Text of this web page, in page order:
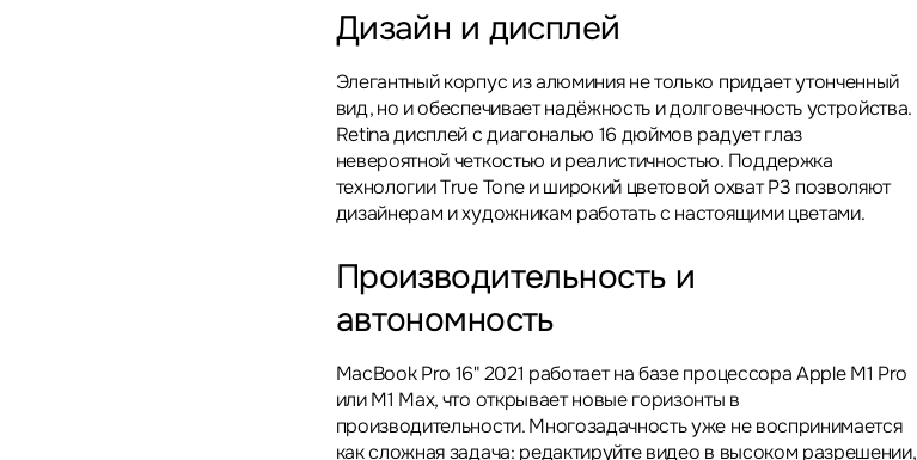
Дизайн и дисплей
Элегантный корпус из алюминия не только придает утонченный
вид, но и обеспечивает надёжность и долговечность устройства.
Retina дисплей с диагональю 16 дюймов радует глаз
невероятной четкостью и реалистичностью. Поддержка
технологии True Tone и широкий цветовой охват P3 позволяют
дизайнерам и художникам работать с настоящими цветами.
Производительность и
автономность
MacBook Pro 16" 2021 работает на базе процессора Apple M1 Pro
или M1 Max, что открывает новые горизонты в
производительности. Многозадачность уже не воспринимается
как сложная задача: редактируйте видео в высоком разрешении,